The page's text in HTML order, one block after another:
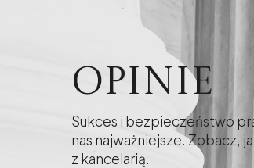
Opinie
Sukces i bezpieczeństwo
nas najważniejsze. Zobacz,
z kancelarią.